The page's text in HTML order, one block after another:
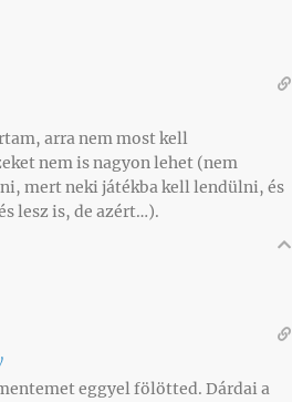
arra nem most kell
nem is nagyon lehet (nem
mert neki játékba kell lendülni, és
lesz is, de azért…).
eggyel fölötted. Dárdai a